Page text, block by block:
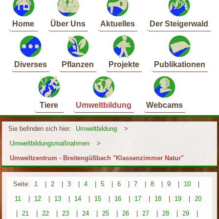
Home Über Uns Aktuelles Der Steigerwald
Diverses Pflanzen Projekte Publikationen
Tiere Umweltbildung Webcams
Sie befinden sich hier: Umweltbildung
>
Umweltbildungsmaßnahmen
>
Umweltzentrum - Breitengüßbach "Klassenzimmer Natur"
Seite: 1 | 2 | 3 | 4 | 5 | 6 | 7 | 8 | 9 | 10
|
11
| 12 | 13 | 14 | 15 | 16 | 17 | 18 | 19 |
20
|
21 | 22 | 23 | 24 | 25 | 26 | 27 | 28 | 29
|